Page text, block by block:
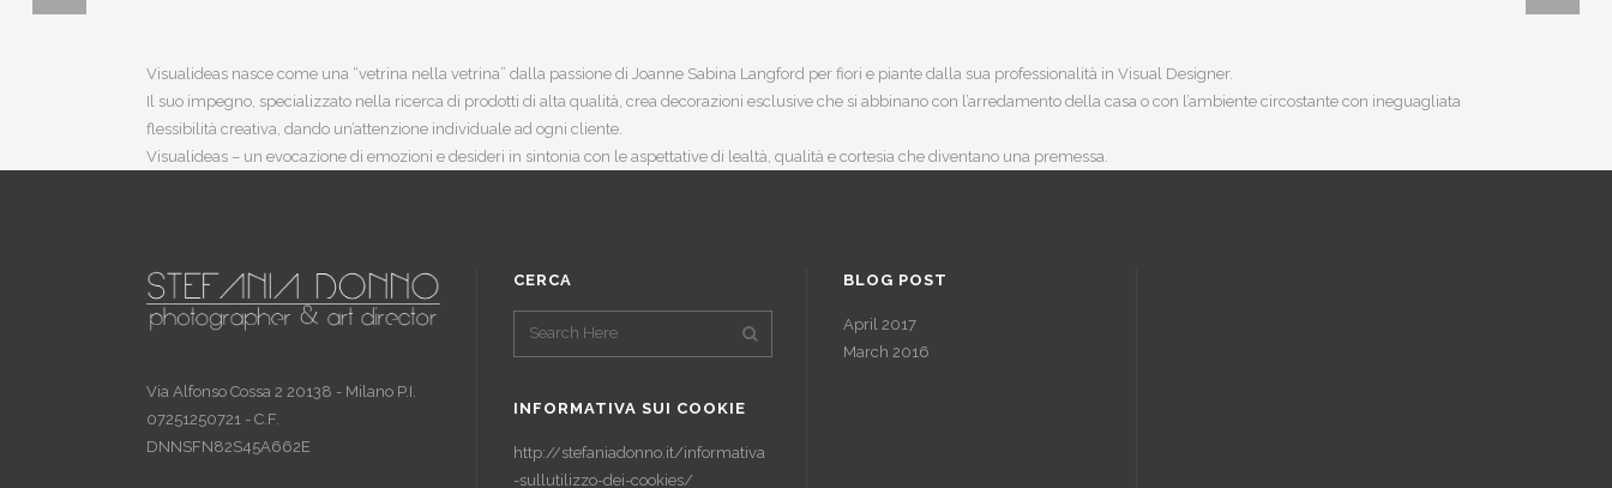
Visualideas nasce come una “vetrina nella vetrina” dalla passione di Joanne Sabina Langford per fiori e piante dalla sua professionalità in Visual Designer.
Il suo impegno, specializzato nella ricerca di prodotti di alta qualità, crea decorazioni esclusive che si abbinano con l’arredamento della casa o con l’ambiente circostante con ineguagliata
flessibilità creativa, dando un’attenzione individuale ad ogni cliente.
Visualideas – un evocazione di emozioni e desideri in sintonia con le aspettative di lealtà, qualità e cortesia che diventano una premessa.
Via Alfonso Cossa 2 20138 - Milano P.I.
07251250721 - C.F.
DNNSFN82S45A662E
CERCA
INFORMATIVA SUI COOKIE
http://stefaniadonno.it/informativa
-sullutilizzo-dei-cookies/
BLOG POST
April 2017
March 2016